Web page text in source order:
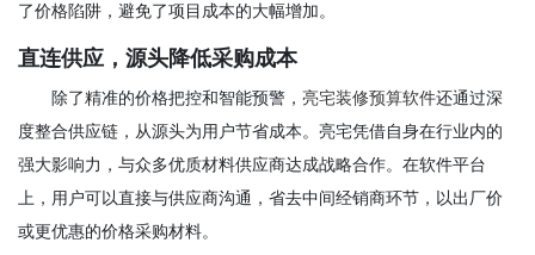
了价格陷阱，避免了项目成本的大幅增加。
直连供应，源头降低采购成本
除了精准的价格把控和智能预警， 亮宅装修预算软件还通过深
度整合供应链，从源头为用户节省成本。亮宅凭借自身在行业内的
强大影响力，与众多优质材料供应商达成战略合作。在软件平台
上，用户可以直接与供应商沟通，省去中间经销商环节，以出厂价
或更优惠的价格采购材料。